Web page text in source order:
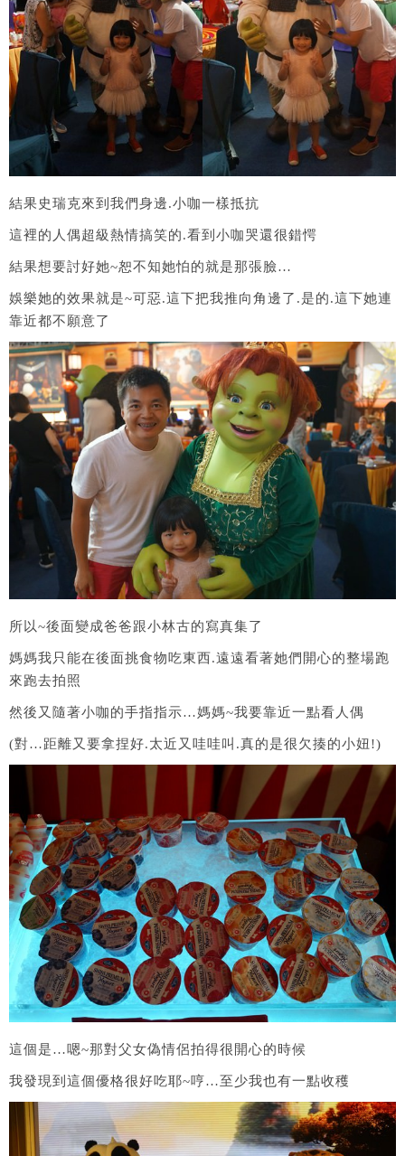
結果史瑞克來到我們身邊.小咖一樣抵抗
這裡的人偶超級熱情搞笑的.看到小咖哭還很錯愕
結果想要討好她~恕不知她怕的就是那張臉…
娛樂她的效果就是~可惡.這下把我推向角邊了.是的.這下她連
靠近都不願意了
所以~後面變成爸爸跟小林古的寫真集了
媽媽我只能在後面挑食物吃東西.遠遠看著她們開心的整場跑
來跑去拍照
然後又隨著小咖的手指指示…媽媽~我要靠近一點看人偶
(對…距離又要拿捏好.太近又哇哇叫.真的是很欠揍的小妞!)
這個是…嗯~那對父女偽情侶拍得很開心的時候
我發現到這個優格很好吃耶~哼…至少我也有一點收穫